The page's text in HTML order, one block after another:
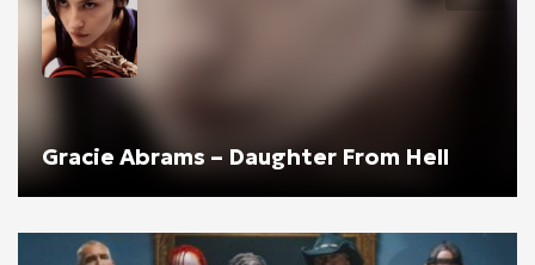
Gracie Abrams – Daughter From Hell